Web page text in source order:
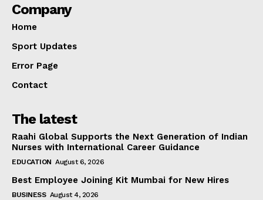
Company
Home
Sport Updates
Error Page
Contact
The latest
Raahi Global Supports the Next Generation of Indian
Nurses with International Career Guidance
EDUCATION August 6, 2026
Best Employee Joining Kit Mumbai for New Hires
BUSINESS August 4, 2026